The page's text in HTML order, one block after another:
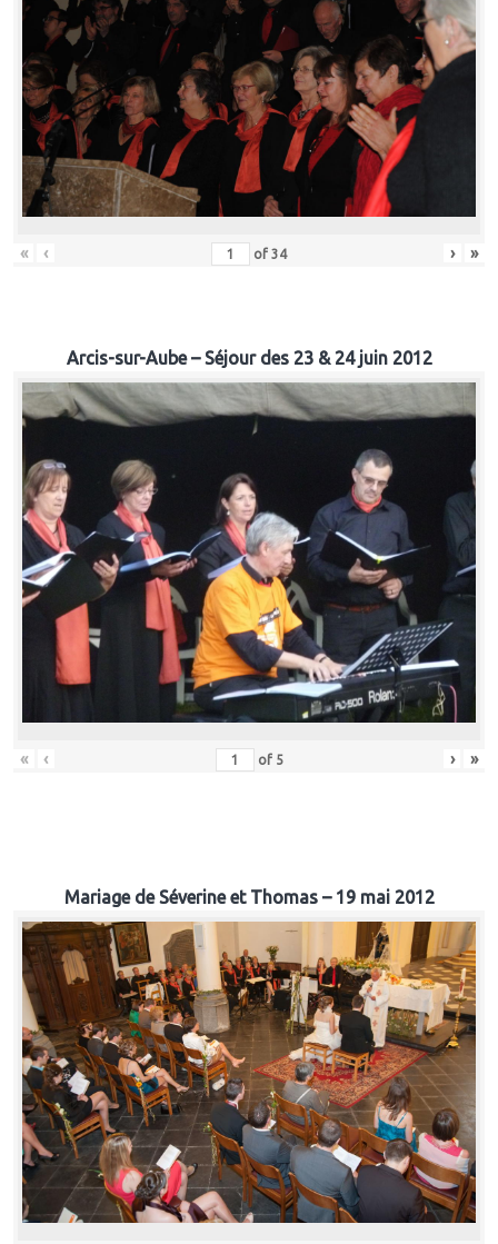
« ‹ of 34 › »
Arcis-sur-Aube – Séjour des 23 & 24 juin 2012
« ‹ of 5 › »
Mariage de Séverine et Thomas – 19 mai 2012